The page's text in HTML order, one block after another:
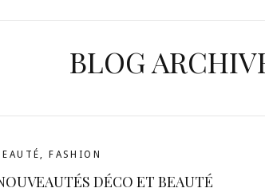
BLOG
,FASHION
DÉCO ET BEAUTÉ